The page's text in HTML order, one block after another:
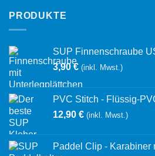
PRODUKTE
SUP Finnenschraube
3,90€ (inkl. Mwst.)
PVC Stitch - Flüssig-
12,90 € (inkl. Mwst.)
Paddel Clip - Karabiner